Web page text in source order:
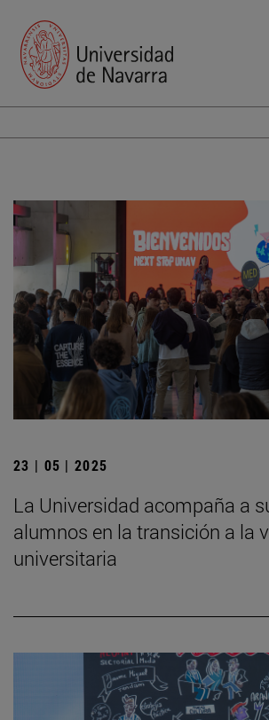
23 | 05 | 2025
La Universidad acompaña a
alumnos en la transición a la
universitaria